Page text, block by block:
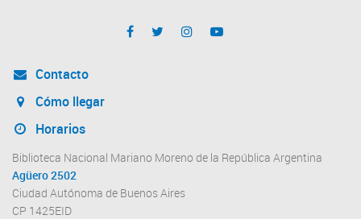
Contacto
Cómo llegar
Horarios
Biblioteca Nacional Mariano Moreno de la República Argentina
Agüero 2502
Ciudad Autónoma de Buenos Aires
CP 1425EID